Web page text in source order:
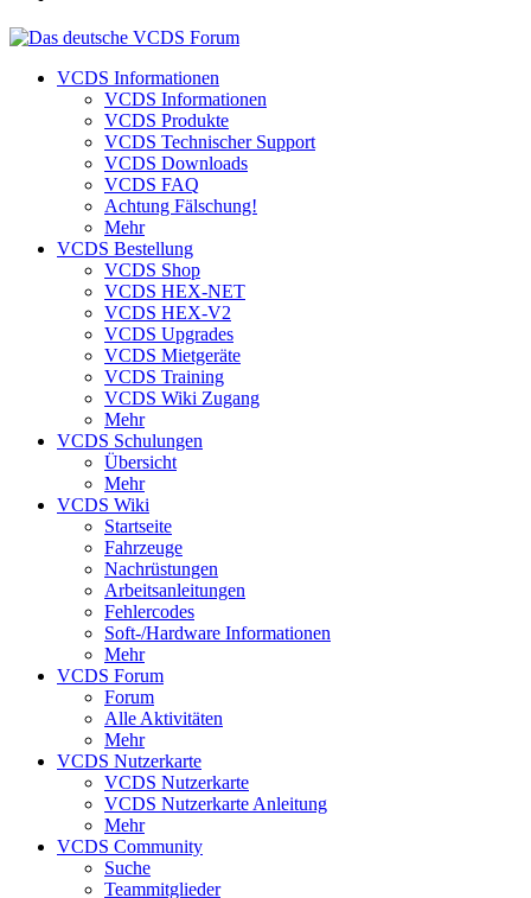
VCDS Informationen
VCDS Informationen
VCDS Produkte
VCDS Technischer Support
VCDS Downloads
VCDS FAQ
Achtung Fälschung!
Mehr
VCDS Bestellung
VCDS Shop
VCDS HEX-NET
VCDS HEX-V2
VCDS Upgrades
VCDS Mietgeräte
VCDS Training
VCDS Wiki Zugang
Mehr
VCDS Schulungen
Übersicht
Mehr
VCDS Wiki
Startseite
Fahrzeuge
Nachrüstungen
Arbeitsanleitungen
Fehlercodes
Soft-/Hardware Informationen
Mehr
VCDS Forum
Forum
Alle Aktivitäten
Mehr
VCDS Nutzerkarte
VCDS Nutzerkarte
VCDS Nutzerkarte Anleitung
Mehr
VCDS Community
Suche
Teammitglieder